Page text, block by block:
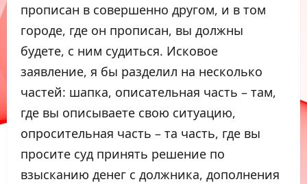
прописан в совершенно другом, и в том
городе, где он прописан, вы должны
будете, с ним судиться. Исковое
заявление, я бы разделил на несколько
частей: шапка, описательная часть – там,
где вы описываете свою ситуацию,
опросительная часть – та часть, где вы
просите суд принять решение по
взысканию денег с должника, дополнения